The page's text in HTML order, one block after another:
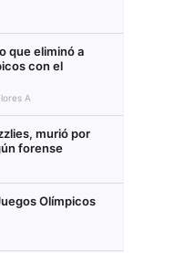
que eliminó a
con el
A
murió por
forense
Olímpicos